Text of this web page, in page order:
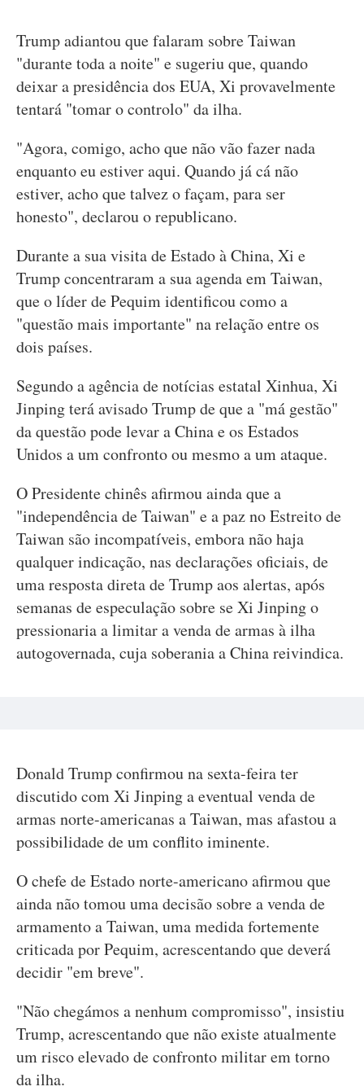
Trump adiantou que falaram sobre Taiwan
"durante toda a noite" e sugeriu que, quando
deixar a presidência dos EUA, Xi provavelmente
tentará "tomar o controlo" da ilha.
"Agora, comigo, acho que não vão fazer nada
enquanto eu estiver aqui. Quando já cá não
estiver, acho que talvez o façam, para ser
honesto", declarou o republicano.
Durante a sua visita de Estado à China, Xi e
Trump concentraram a sua agenda em Taiwan,
que o líder de Pequim identificou como a
"questão mais importante" na relação entre os
dois países.
Segundo a agência de notícias estatal Xinhua, Xi
Jinping terá avisado Trump de que a "má gestão"
da questão pode levar a China e os Estados
Unidos a um confronto ou mesmo a um ataque.
O Presidente chinês afirmou ainda que a
"independência de Taiwan" e a paz no Estreito de
Taiwan são incompatíveis, embora não haja
qualquer indicação, nas declarações oficiais, de
uma resposta direta de Trump aos alertas, após
semanas de especulação sobre se Xi Jinping o
pressionaria a limitar a venda de armas à ilha
autogovernada, cuja soberania a China reivindica.
Donald Trump confirmou na sexta-feira ter
discutido com Xi Jinping a eventual venda de
armas norte-americanas a Taiwan, mas afastou a
possibilidade de um conflito iminente.
O chefe de Estado norte-americano afirmou que
ainda não tomou uma decisão sobre a venda de
armamento a Taiwan, uma medida fortemente
criticada por Pequim, acrescentando que deverá
decidir "em breve".
"Não chegámos a nenhum compromisso", insistiu
Trump, acrescentando que não existe atualmente
um risco elevado de confronto militar em torno
da ilha.